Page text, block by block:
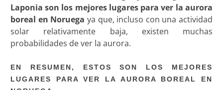
Laponia son los mejores lugares para ver la aurora
boreal en Noruega ya que, incluso con una actividad
solar relativamente baja, existen muchas
probabilidades de ver la aurora.
EN RESUMEN, ESTOS SON LOS MEJORES
LUGARES PARA VER LA AURORA BOREAL EN